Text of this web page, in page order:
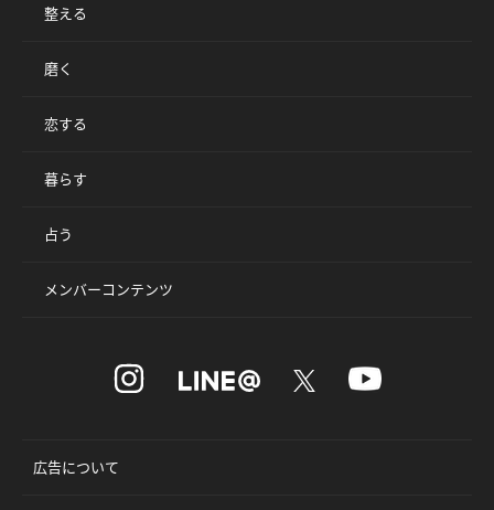
整える
磨く
恋する
暮らす
占う
メンバーコンテンツ
広告について